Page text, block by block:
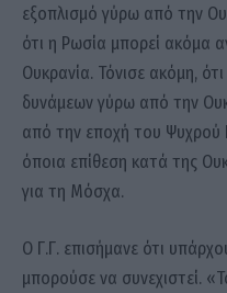
εξοπλισμό γύρω από την
ότι η Ρωσία μπορεί ακόμα
Ουκρανία. Τόνισε ακόμη,
δυνάμεων γύρω από την
από την εποχή του Ψυχρού
όποια επίθεση κατά της
για τη Μόσχα.
Ο Γ.Γ. επισήμανε ότι
μπορούσε να συνεχιστεί.